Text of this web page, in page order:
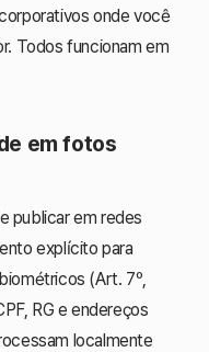
onde você
Todos funcionam em
em fotos
publicar em redes
explícito para
(Art. 7º,
RG e endereços
localmente